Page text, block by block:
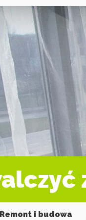
Remont i budowa